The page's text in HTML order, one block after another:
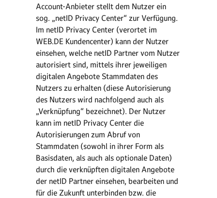
Account-Anbieter stellt dem Nutzer ein
sog. „netID Privacy Center“ zur Verfügung.
Im netID Privacy Center (verortet im
WEB.DE Kundencenter) kann der Nutzer
einsehen, welche netID Partner vom Nutzer
autorisiert sind, mittels ihrer jeweiligen
digitalen Angebote Stammdaten des
Nutzers zu erhalten (diese Autorisierung
des Nutzers wird nachfolgend auch als
„Verknüpfung“ bezeichnet). Der Nutzer
kann im netID Privacy Center die
Autorisierungen zum Abruf von
Stammdaten (sowohl in ihrer Form als
Basisdaten, als auch als optionale Daten)
durch die verknüpften digitalen Angebote
der netID Partner einsehen, bearbeiten und
für die Zukunft unterbinden bzw. die